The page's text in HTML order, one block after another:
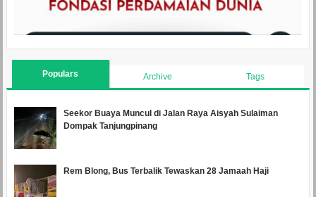
Populars Archive Tags
Seekor Buaya Muncul di Jalan Raya Aisyah Sulaiman
Dompak Tanjungpinang
Rem Blong, Bus Terbalik Tewaskan 28 Jamaah Haji